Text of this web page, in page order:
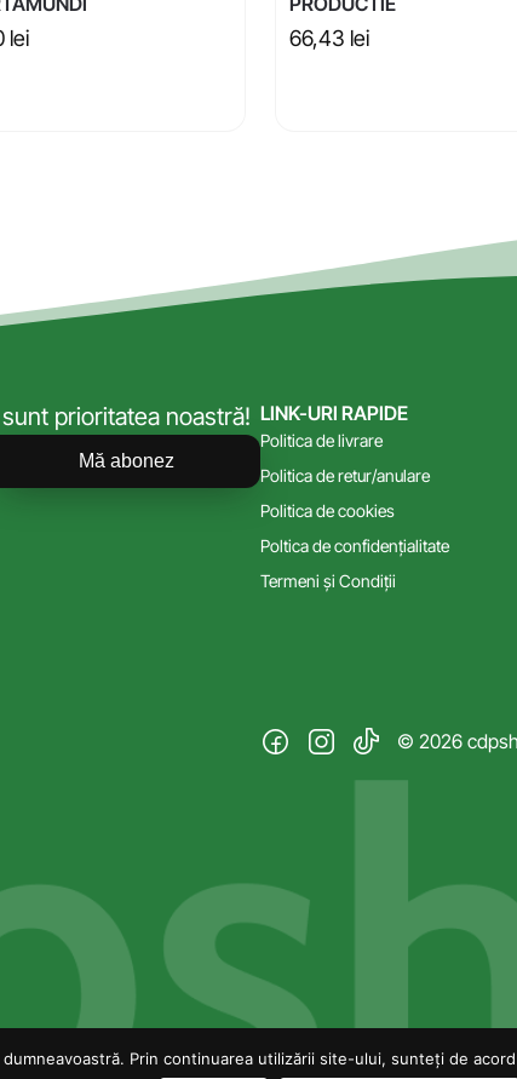
lei 66,43 lei
prioritatea noastră!
Mă abonez
LINK-URI RAPIDE
Politica de livrare
Politica de retur/anulare
Politica de cookies
Poltica de confidențialitate
Termeni și Condiții
© 2026
Prin continuarea utilizării site-ului, sunteți de